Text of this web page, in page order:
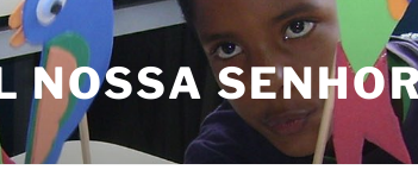
NOSSA